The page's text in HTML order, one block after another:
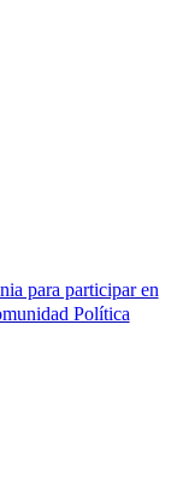
para participar en
Política